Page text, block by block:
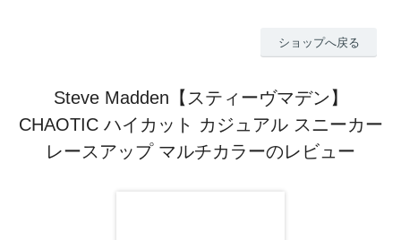
ショップへ戻る
Steve Madden【スティーヴマデン】
CHAOTIC ハイカット カジュアル スニーカー
レースアップ マルチカラーのレビュー